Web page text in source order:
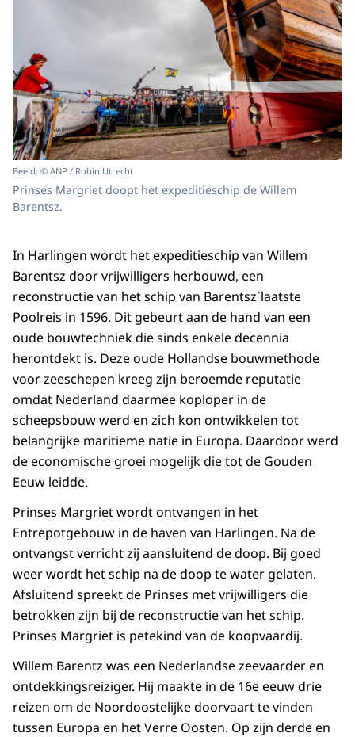
Beeld: © ANP / Robin Utrecht
Prinses Margriet doopt het expeditieschip de Willem
Barentsz.
In Harlingen wordt het expeditieschip van Willem
Barentsz door vrijwilligers herbouwd, een
reconstructie van het schip van Barentsz`laatste
Poolreis in 1596. Dit gebeurt aan de hand van een
oude bouwtechniek die sinds enkele decennia
herontdekt is. Deze oude Hollandse bouwmethode
voor zeeschepen kreeg zijn beroemde reputatie
omdat Nederland daarmee koploper in de
scheepsbouw werd en zich kon ontwikkelen tot
belangrijke maritieme natie in Europa. Daardoor werd
de economische groei mogelijk die tot de Gouden
Eeuw leidde.
Prinses Margriet wordt ontvangen in het
Entrepotgebouw in de haven van Harlingen. Na de
ontvangst verricht zij aansluitend de doop. Bij goed
weer wordt het schip na de doop te water gelaten.
Afsluitend spreekt de Prinses met vrijwilligers die
betrokken zijn bij de reconstructie van het schip.
Prinses Margriet is petekind van de koopvaardij.
Willem Barentz was een Nederlandse zeevaarder en
ontdekkingsreiziger. Hij maakte in de 16e eeuw drie
reizen om de Noordoostelijke doorvaart te vinden
tussen Europa en het Verre Oosten. Op zijn derde en